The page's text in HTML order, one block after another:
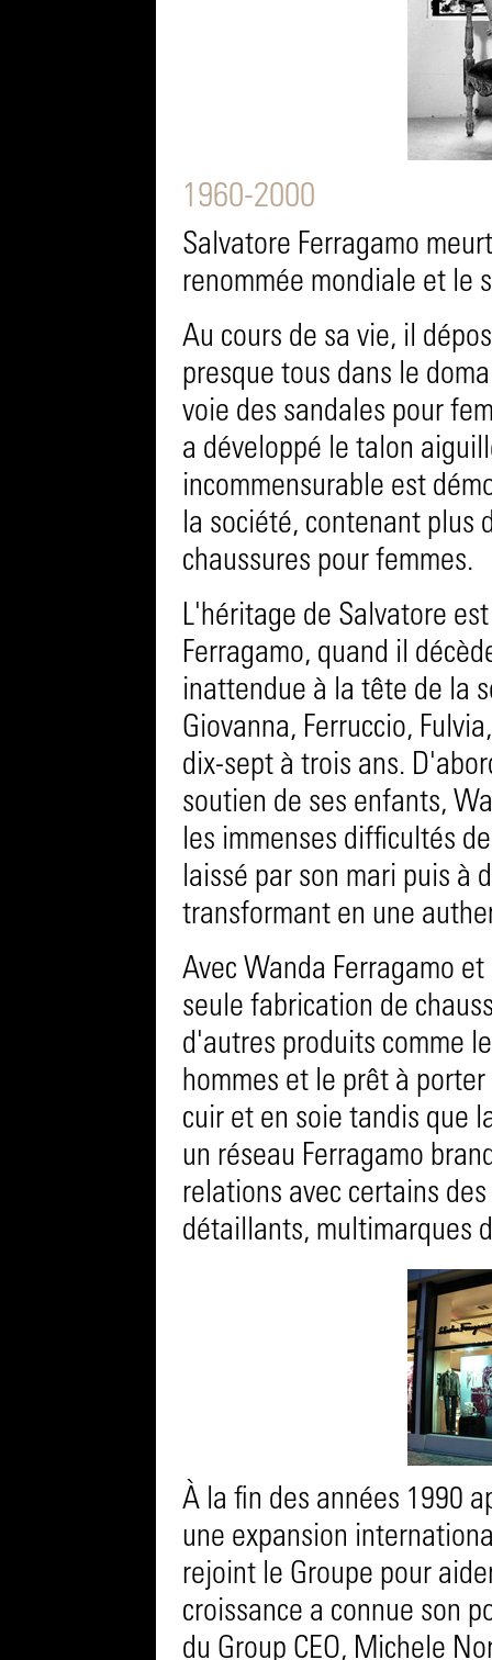
1960-2000
Salvatore Ferragamo
renommée mondiale et le
Au cours de sa vie, il
presque tous dans le
voie des sandales pour
a développé le talon
incommensurable est
la société, contenant plus
chaussures pour femmes.
L'héritage de Salvatore
Ferragamo, quand il
inattendue à la tête de la
Giovanna, Ferruccio,
dix-sept à trois ans.
soutien de ses enfants,
les immenses difficultés
laissé par son mari puis à
transformant en une
Avec Wanda Ferragamo
seule fabrication de
d'autres produits comme
hommes et le prêt à
cuir et en soie tandis que
un réseau Ferragamo
relations avec certains
détaillants, multimarques
À la fin des années 1990
une expansion
rejoint le Groupe pour
croissance a connue son
du Group CEO, Michele